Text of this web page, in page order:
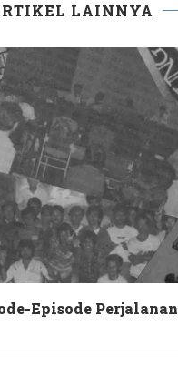
LAINNYA
Episode Perjalanan